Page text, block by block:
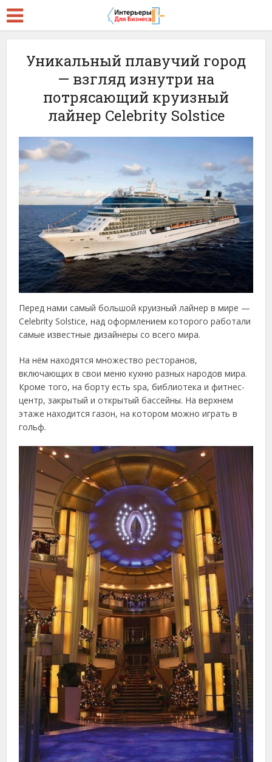
Уникальный плавучий город
— взгляд изнутри на
потрясающий круизный
лайнер Celebrity Solstice
Перед нами самый большой круизный лайнер в мире —
Celebrity Solstice, над оформлением которого работали
самые известные дизайнеры со всего мира.
На нём находятся множество ресторанов,
включающих в свои меню кухню разных народов мира.
Кроме того, на борту есть spa, библиотека и фитнес-
центр, закрытый и открытый бассейны. На верхнем
этаже находится газон, на котором можно играть в
гольф.